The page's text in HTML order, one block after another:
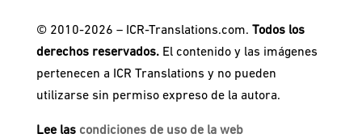
© 2010-2026 – ICR-Translations.com. Todos los
derechos reservados.El contenido y las imágenes
pertenecen a ICR Translations y no pueden
utilizarse sin permiso expreso de la autora.
Lee las condiciones de uso de la web